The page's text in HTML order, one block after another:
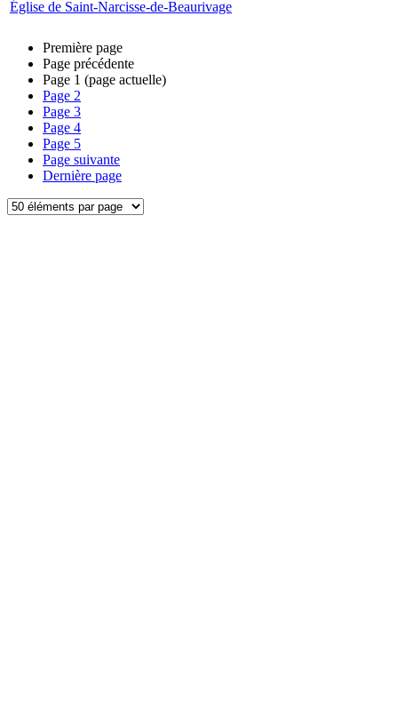
Église de Saint-Narcisse-de-Beaurivage
Première page
Page précédente
Page 1 (page actuelle)
Page 2
Page 3
Page 4
Page 5
Page suivante
Dernière page